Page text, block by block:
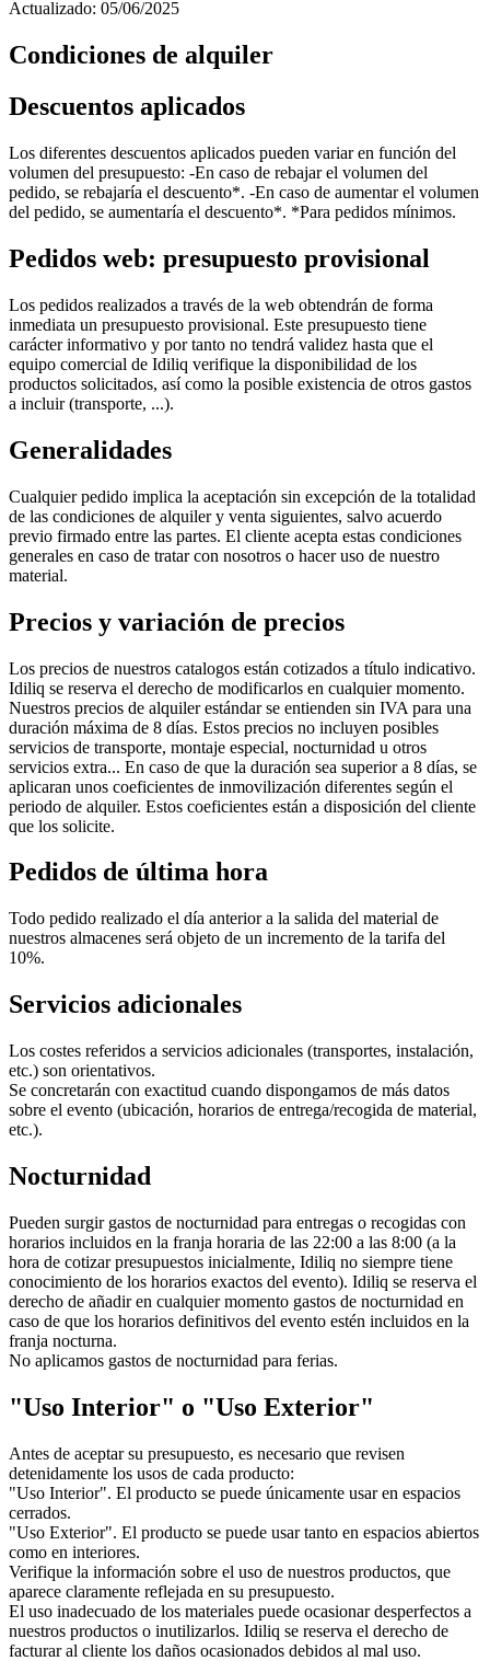
Actualizado: 05/06/2025
Condiciones de alquiler
Descuentos aplicados
Los diferentes descuentos aplicados pueden variar en función del
volumen del presupuesto: -En caso de rebajar el volumen del
pedido, se rebajaría el descuento*. -En caso de aumentar el volumen
del pedido, se aumentaría el descuento*. *Para pedidos mínimos.
Pedidos web: presupuesto provisional
Los pedidos realizados a través de la web obtendrán de forma
inmediata un presupuesto provisional. Este presupuesto tiene
carácter informativo y por tanto no tendrá validez hasta que el
equipo comercial de Idiliq verifique la disponibilidad de los
productos solicitados, así como la posible existencia de otros gastos
a incluir (transporte, ...).
Generalidades
Cualquier pedido implica la aceptación sin excepción de la totalidad
de las condiciones de alquiler y venta siguientes, salvo acuerdo
previo firmado entre las partes. El cliente acepta estas condiciones
generales en caso de tratar con nosotros o hacer uso de nuestro
material.
Precios y variación de precios
Los precios de nuestros catalogos están cotizados a título indicativo.
Idiliq se reserva el derecho de modificarlos en cualquier momento.
Nuestros precios de alquiler estándar se entienden sin IVA para una
duración máxima de 8 días. Estos precios no incluyen posibles
servicios de transporte, montaje especial, nocturnidad u otros
servicios extra... En caso de que la duración sea superior a 8 días, se
aplicaran unos coeficientes de inmovilización diferentes según el
periodo de alquiler. Estos coeficientes están a disposición del cliente
que los solicite.
Pedidos de última hora
Todo pedido realizado el día anterior a la salida del material de
nuestros almacenes será objeto de un incremento de la tarifa del
10%.
Servicios adicionales
Los costes referidos a servicios adicionales (transportes, instalación,
etc.) son orientativos.
Se concretarán con exactitud cuando dispongamos de más datos
sobre el evento (ubicación, horarios de entrega/recogida de material,
etc.).
Nocturnidad
Pueden surgir gastos de nocturnidad para entregas o recogidas con
horarios incluidos en la franja horaria de las 22:00 a las 8:00 (a la
hora de cotizar presupuestos inicialmente, Idiliq no siempre tiene
conocimiento de los horarios exactos del evento). Idiliq se reserva el
derecho de añadir en cualquier momento gastos de nocturnidad en
caso de que los horarios definitivos del evento estén incluidos en la
franja nocturna.
No aplicamos gastos de nocturnidad para ferias.
"Uso Interior" o "Uso Exterior"
Antes de aceptar su presupuesto, es necesario que revisen
detenidamente los usos de cada producto:
"Uso Interior". El producto se puede únicamente usar en espacios
cerrados.
"Uso Exterior". El producto se puede usar tanto en espacios abiertos
como en interiores.
Verifique la información sobre el uso de nuestros productos, que
aparece claramente reflejada en su presupuesto.
El uso inadecuado de los materiales puede ocasionar desperfectos a
nuestros productos o inutilizarlos. Idiliq se reserva el derecho de
facturar al cliente los daños ocasionados debidos al mal uso.